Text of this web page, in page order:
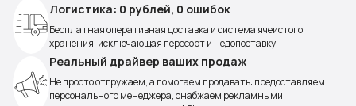
Логистика: 0 рублей, 0 ошибок
Бесплатная оперативная доставка и система ячеистого
хранения, исключающая пересорт и недопоставку.
Реальный драйвер ваших продаж
Не просто отгружаем, а помогаем продавать: предоставляем
персонального менеджера, снабжаем рекламными